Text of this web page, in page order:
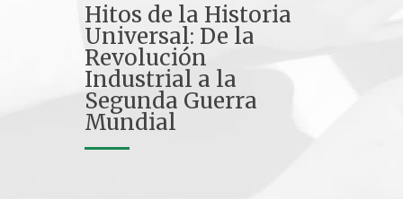
Hitos de la Historia
Universal: De la
Revolución
Industrial a la
Segunda Guerra
Mundial